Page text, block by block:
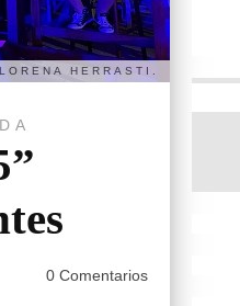
HERRASTI.
0 Comentarios